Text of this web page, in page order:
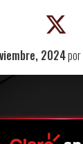
2024por